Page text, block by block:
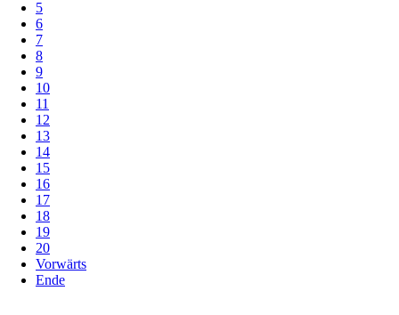
5
6
7
8
9
10
11
12
13
14
15
16
17
18
19
20
Vorwärts
Ende